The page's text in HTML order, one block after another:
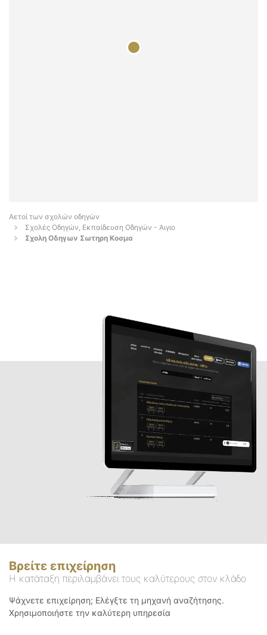
Αετοί των σχολών οδηγών
Σχολές Οδηγών, Εκπαίδευση Οδηγών - Αιγιο
Σχολη Οδηγων Σωτηρη Κοσμα
Βρείτε επιχείρηση
Η κατάταξη περιλαμβάνει τους καλύτερους στον κλάδο
Ψάχνετε επιχείρηση; Ελέγξτε τη μηχανή αναζήτησης.
Χρησιμοποιήστε την καλύτερη υπηρεσία